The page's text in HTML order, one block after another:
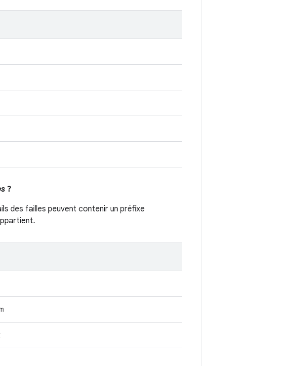
?
des failles peuvent contenir un préfixe